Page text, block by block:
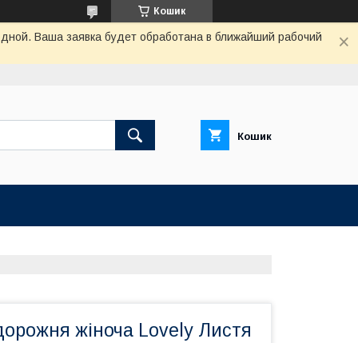
Кошик
Ваша заявка будет обработана в ближайший рабочий
Кошик
жіноча Lovely Листя